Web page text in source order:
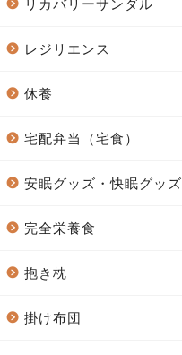
リカバリーサンダル
レジリエンス
休養
宅配弁当（宅食）
安眠グッズ・快眠グッズ
完全栄養食
抱き枕
掛け布団